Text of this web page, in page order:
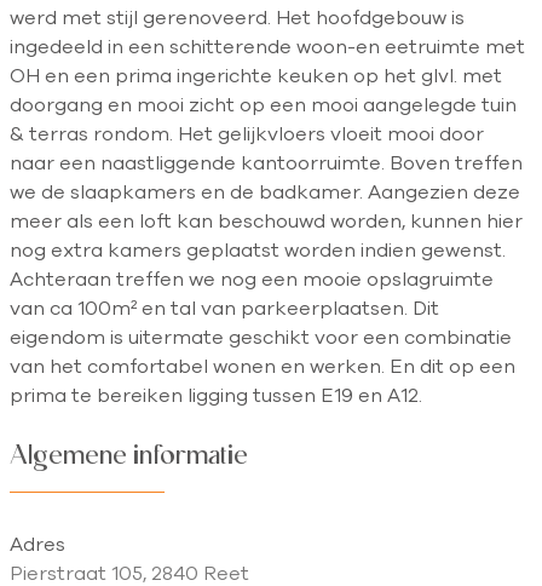
werd met stijl gerenoveerd. Het hoofdgebouw is
ingedeeld in een schitterende woon-en eetruimte met
OH en een prima ingerichte keuken op het glvl. met
doorgang en mooi zicht op een mooi aangelegde tuin
& terras rondom. Het gelijkvloers vloeit mooi door
naar een naastliggende kantoorruimte. Boven treffen
we de slaapkamers en de badkamer. Aangezien deze
meer als een loft kan beschouwd worden, kunnen hier
nog extra kamers geplaatst worden indien gewenst.
Achteraan treffen we nog een mooie opslagruimte
van ca 100m² en tal van parkeerplaatsen. Dit
eigendom is uitermate geschikt voor een combinatie
van het comfortabel wonen en werken. En dit op een
prima te bereiken ligging tussen E19 en A12.
Algemene informatie
Adres
Pierstraat 105, 2840 Reet